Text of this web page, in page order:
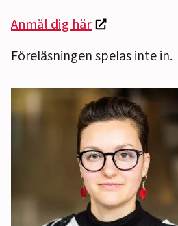
Anmäl dig här
Föreläsningen spelas inte in.